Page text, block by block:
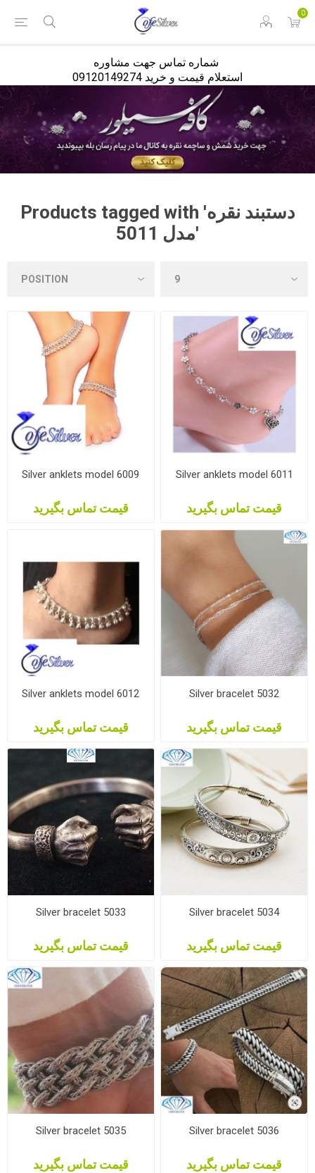
0
استعلام قیمت و خرید 09120149274
Products tagged with 'دستبند نقره
مدل 5011'
Silver anklets model 6009
قیمت تماس بگیرید
Silver anklets model 6011
قیمت تماس بگیرید
Silver anklets model 6012
قیمت تماس بگیرید
Silver bracelet 5032
قیمت تماس بگیرید
Silver bracelet 5033
قیمت تماس بگیرید
Silver bracelet 5034
قیمت تماس بگیرید
Silver bracelet 5035
قیمت تماس بگیرید
Silver bracelet 5036
قیمت تماس بگیرید